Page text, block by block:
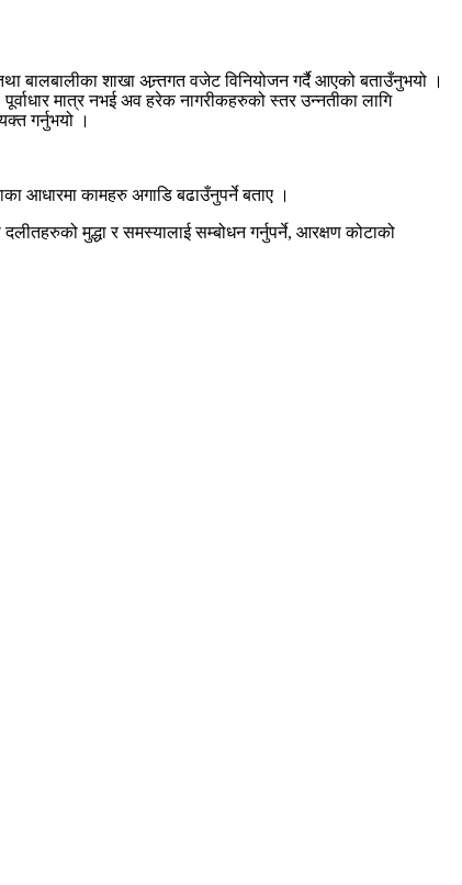
बालबालीका शाखा अन्र्तगत वजेट विनियोजन गर्दै आएको बताउँनुभयो ।
मात्र नभई अव हरेक नागरीकहरुको स्तर उन्नतीका लागि
गर्नुभयो ।
आधारमा कामहरु अगाडि बढाउँनुपर्ने बताए ।
मुद्धा र समस्यालाई सम्बोधन गर्नुपर्ने, आरक्षण कोटाको